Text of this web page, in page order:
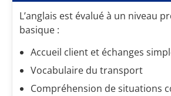
L’anglais est évalué à un niveau
basique :
Accueil client et échanges
Vocabulaire du transport
Compréhension de situations